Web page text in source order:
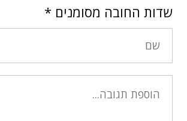
שדות החובה מסומנים *